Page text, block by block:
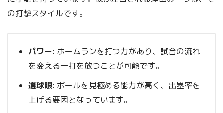
の打撃スタイルです。
パワー: ホームランを打つ力があり、試合の流れ
を変える一打を放つことが可能です。
選球眼: ボールを見極める能力が高く、出塁率を
上げる要因となっています。